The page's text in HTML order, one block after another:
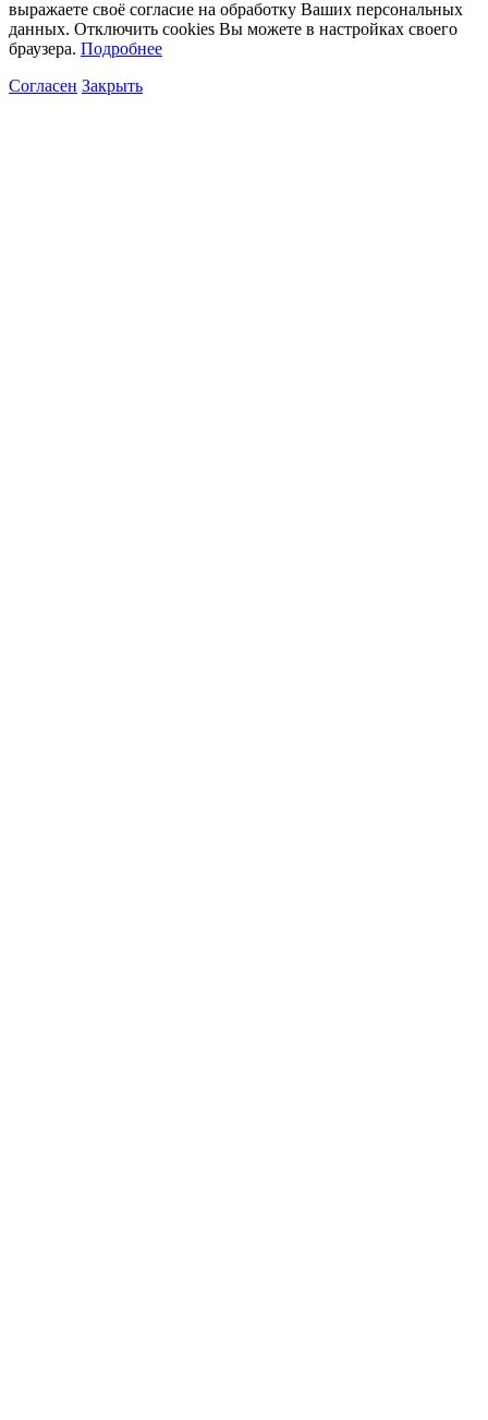
выражаете своё согласие на обработку Ваших персональных
данных. Отключить cookies Вы можете в настройках своего
браузера. Подробнее
Согласен Закрыть